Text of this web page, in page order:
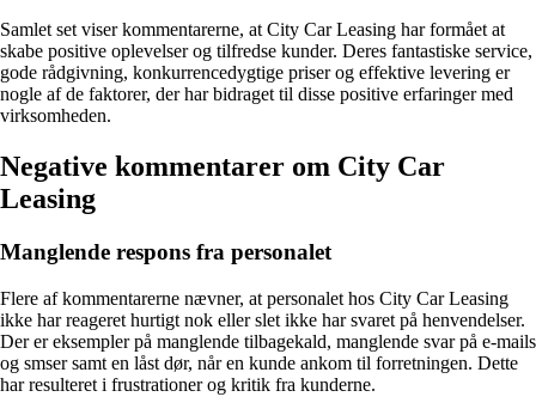
Samlet set viser kommentarerne, at City Car Leasing har formået at
skabe positive oplevelser og tilfredse kunder. Deres fantastiske service,
gode rådgivning, konkurrencedygtige priser og effektive levering er
nogle af de faktorer, der har bidraget til disse positive erfaringer med
virksomheden.
Negative kommentarer om City Car
Leasing
Manglende respons fra personalet
Flere af kommentarerne nævner, at personalet hos City Car Leasing
ikke har reageret hurtigt nok eller slet ikke har svaret på henvendelser.
Der er eksempler på manglende tilbagekald, manglende svar på e-mails
og smser samt en låst dør, når en kunde ankom til forretningen. Dette
har resulteret i frustrationer og kritik fra kunderne.